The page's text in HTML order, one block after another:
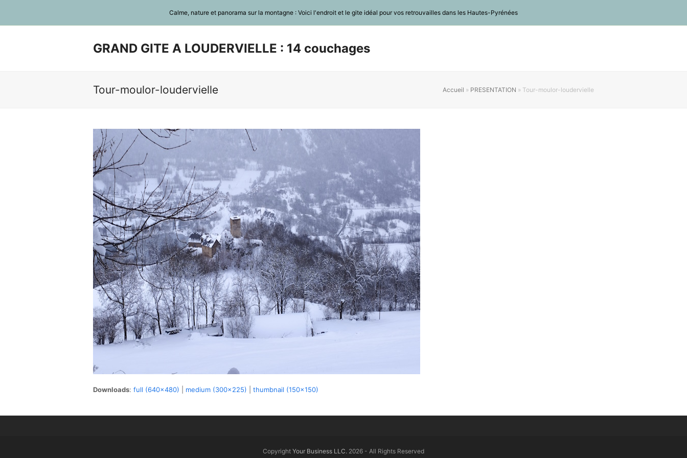
Calme, nature et panorama sur la montagne : Voici l'endroit et le gite idéal pour vos retrouvailles dans les Hautes-Pyrénées
GRAND GITE A LOUDERVIELLE : 14 couchages
Tour-moulor-loudervielle Accueil » PRESENTATION » Tour-moulor-loudervielle
Downloads: full (640x480) medium (300x225) thumbnail (150x150)
Copyright Your Business LLC. 2026 - All Rights Reserved